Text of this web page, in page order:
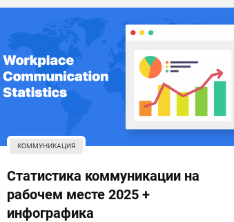
КОММУНИКАЦИЯ
Статистика коммуникации на
рабочем месте 2025 +
инфографика